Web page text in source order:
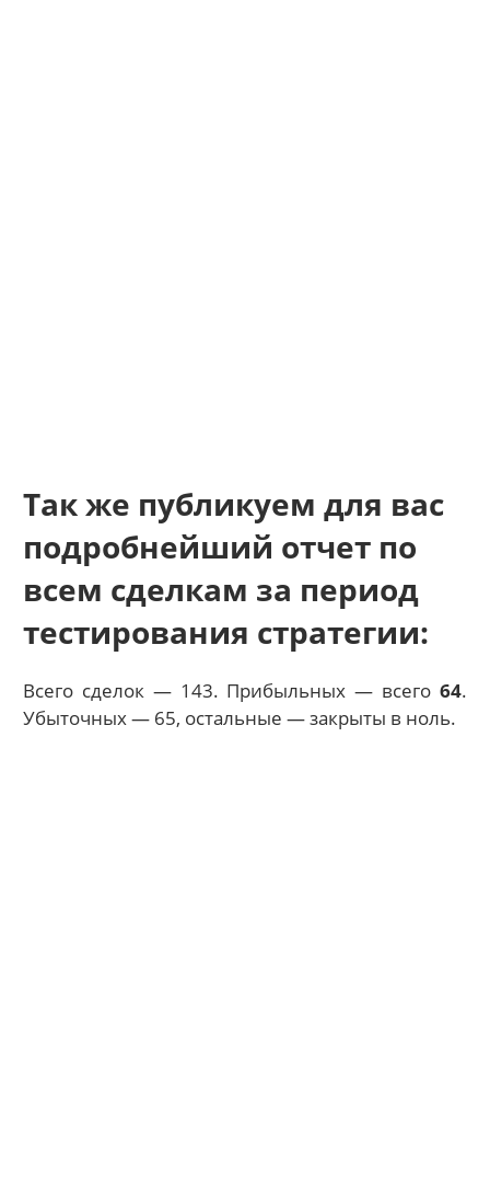
Так же публикуем для вас
подробнейший отчет по
всем сделкам за период
тестирования стратегии:
Всего сделок — 143. Прибыльных — всего 64.
Убыточных — 65, остальные — закрыты в ноль.